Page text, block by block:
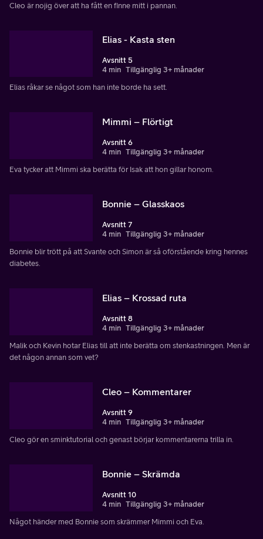
Cleo är nojig över att ha fått en finne mitt i pannan.
Elias - Kasta sten
Avsnitt 5
4 min Tillgänglig 3+ månader
Elias råkar se något som han inte borde ha sett.
Mimmi – Flörtigt
Avsnitt 6
4 min Tillgänglig 3+ månader
Eva tycker att Mimmi ska berätta för Isak att hon gillar honom.
Bonnie – Glasskaos
Avsnitt 7
4 min Tillgänglig 3+ månader
Bonnie blir trött på att Svante och Simon är så oförstående kring hennes
diabetes.
Elias – Krossad ruta
Avsnitt 8
4 min Tillgänglig 3+ månader
Malik och Kevin hotar Elias till att inte berätta om stenkastningen. Men är
det någon annan som vet?
Cleo – Kommentarer
Avsnitt 9
4 min Tillgänglig 3+ månader
Cleo gör en sminktutorial och genast börjar kommentarerna trilla in.
Bonnie – Skrämda
Avsnitt 10
4 min Tillgänglig 3+ månader
Något händer med Bonnie som skrämmer Mimmi och Eva.